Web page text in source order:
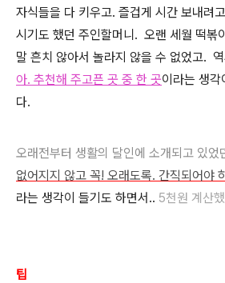
자식들을 다 키우고. 즐겁게 시간 보내려
시기도 했던 주인할머니. 오랜 세월 떡볶
말 흔치 않아서 놀라지 않을 수 없었고.
아. 추천해 주고픈 곳 중 한 곳이라는 생각
다.
오래전부터 생활의 달인에 소개되고 있었
없어지지 않고 꼭! 오래도록. 간직되어야
라는 생각이 들기도 하면서.. 5천원 계산
팁